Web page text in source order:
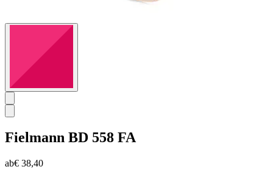
Fielmann BD 558 FA
ab€ 38,40